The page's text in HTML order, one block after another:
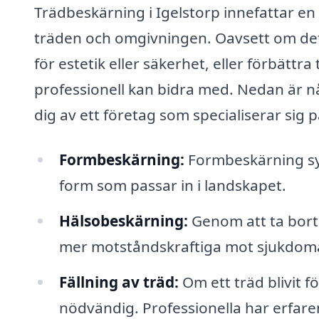
Trädbeskärning i Igelstorp innefattar
träden och omgivningen. Oavsett om
för estetik eller säkerhet, eller förbättra
professionell kan bidra med. Nedan är
dig av ett företag som specialiserar sig
Formbeskärning: Formbeskärning
form som passar in i landskapet.
Hälsobeskärning: Genom att ta
mer motståndskraftiga mot
Fällning av träd: Om ett träd blivit
nödvändig. Professionella har